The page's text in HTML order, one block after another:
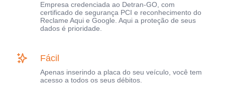
Empresa credenciada ao Detran-GO, com
certificado de segurança PCI e reconhecimento do
Reclame Aqui e Google. Aqui a proteção de seus
dados é prioridade.
Fácil
Apenas inserindo a placa do seu veículo, você tem
acesso a todos os seus débitos.